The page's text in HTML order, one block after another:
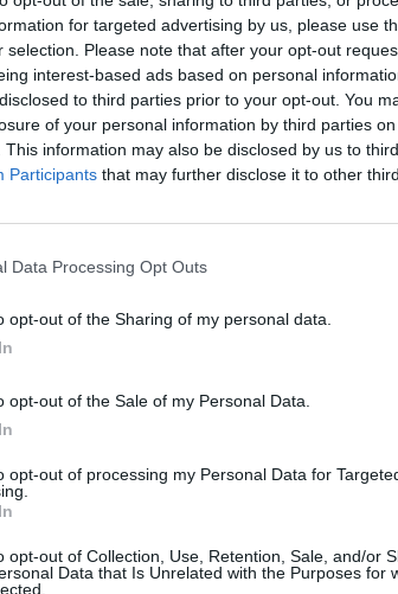
for targeted advertising by us, please use
selection. Please note that after your opt-out
interest-based ads based on personal
to third parties prior to your opt-out. You
of your personal information by third parties on
This information may also be disclosed by us to
Participants that may further disclose it to other
Data Processing Opt Outs
opt-out of the Sharing of my personal data.
opt-out of the Sale of my Personal Data.
opt-out of processing my Personal Data for
opt-out of Collection, Use, Retention, Sale, and/or
Data that Is Unrelated with the Purposes for
vienas.
Kopenhagoje susišaudymas
į tvenkinį įskriejęs automobilis
00:42:12
Karšta A. Kasparavičiaus ir Ž
Laidos | Lietuva tiesiogiai